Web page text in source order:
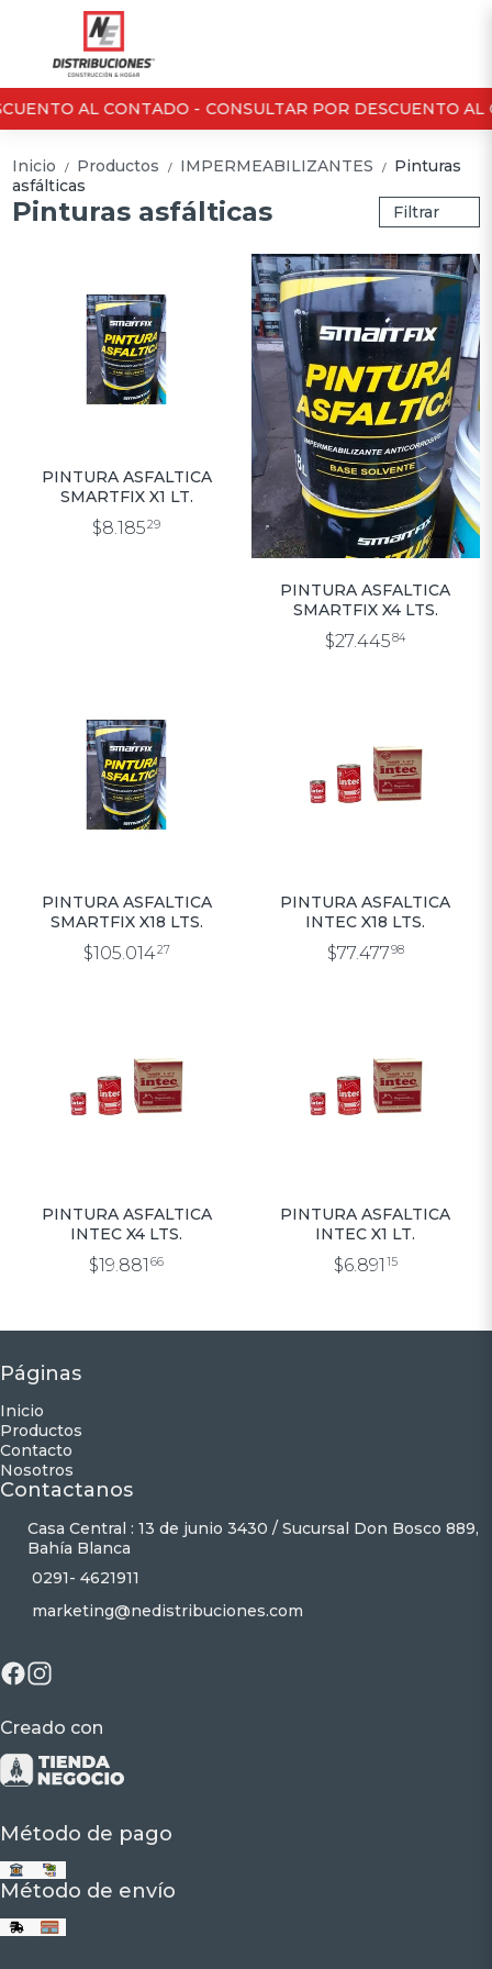
AL CONTADO - CONSULTAR POR DESCUENTO AL
Inicio / Productos / IMPERMEABILIZANTES /
Pinturas
asfálticas
Pinturas asfálticas Filtrar
PINTURA ASFALTICA
SMARTFIX X1 LT.
$8.18529
PINTURA ASFALTICA
SMARTFIX X4 LTS.
$27.44584
PINTURA ASFALTICA
SMARTFIX X18 LTS.
$105.01427
PINTURA ASFALTICA
INTEC X18 LTS.
$77.47798
PINTURA ASFALTICA
INTEC X4 LTS.
$19.881 66
PINTURA ASFALTICA
INTEC X1 LT.
$6.891 15
Páginas
Inicio
Productos
Contacto
Nosotros
Contactanos
Casa Central : 13 de junio 3430 / Sucursal Don Bosco 889,
Bahía Blanca
0291- 4621911
marketing@nedistribuciones.com
Creado con
Método de pago
Método de envío